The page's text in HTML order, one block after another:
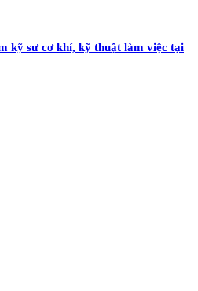
kỹ sư cơ khí, kỹ thuật làm việc tại